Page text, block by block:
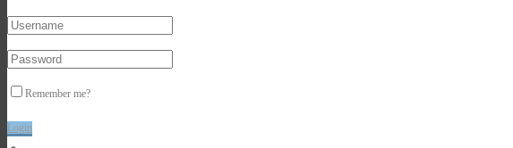
Remember me?
Login